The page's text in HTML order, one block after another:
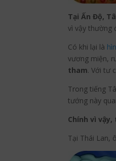
Tại Ấn Độ,
vì vậy thường
Có khi lại là
vương miện,
tham. Với tư
Trong tiếng
tướng này
Chính vì
Tại Thái Lan,